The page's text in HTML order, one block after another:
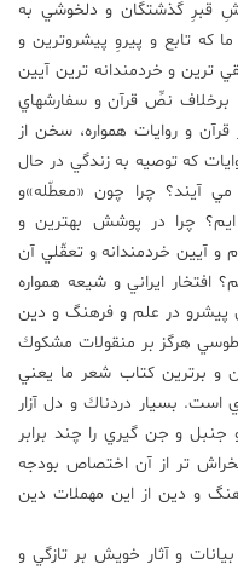
قبرِ گذشتگان و دلخوشي به
كه تابع و پيروِ پيشروترين و
ترين و خردمندانه ترين آيين
نصِّ قرآن و سفارشهاي
و روايات همواره، سخن از
كه توصيه به زندگي در حال
آيند؟ چرا چون «معطّله»و
ايم؟ چرا در پوشش بهترين و
و آيين خردمندانه و تعقّلي آن
افتخار ايراني و شيعه همواره
پيشرو در علم و فرهنگ و دين
طوسي هرگز بر منقولات مشكوك
و برترين كتاب شعر ما يعني
است. بسيار دردناك و دل آزار
جنبل و جن گيري را چند برابر
تر از آن اختصاص بودجه
و دين از اين مهملات دين
و آثار خويش بر تازگي و